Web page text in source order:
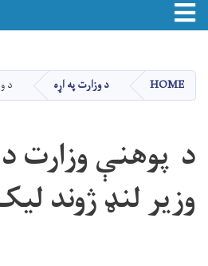
دانګل
Toggle navigation
HOME د وزارت په اړه د
د پوهنې
وزیر لنډ ژوند